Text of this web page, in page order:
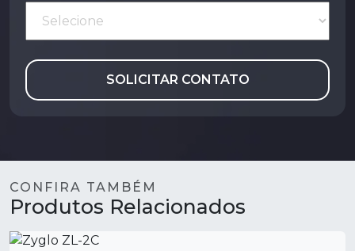
SOLICITAR CONTATO
CONFIRA TAMBÉM
Produtos Relacionados